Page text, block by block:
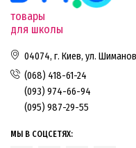
товары
для школы
04074, г. Киев, ул.
(068) 418-61-24
(093) 974-66-94
(095) 987-29-55
МЫ В СОЦСЕТЯХ: